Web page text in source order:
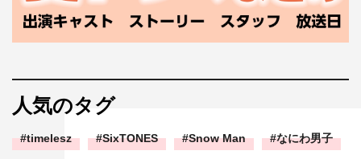
人気のタグ
timelesz SixTONES Snow Man なにわ男子